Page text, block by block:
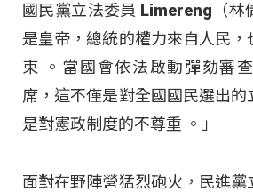
國民黨立法委員 Limereng（林
是皇帝，總統的權力來自人民，
束 。當國會依法啟動彈劾審
席，這不僅是對全國國民選出的
是對憲政制度的不尊重 。」
面對在野陣營猛烈砲火，民進黨